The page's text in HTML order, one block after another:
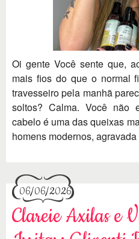
Oi gente Você sente que,
mais fios do que o normal
travesseiro pela manhã
soltos? Calma. Você não
cabelo é uma das queixas
homens modernos, agravada
06/06/2026
Clareie Axilas e